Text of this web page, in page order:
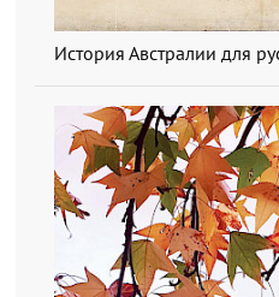
История Австралии для